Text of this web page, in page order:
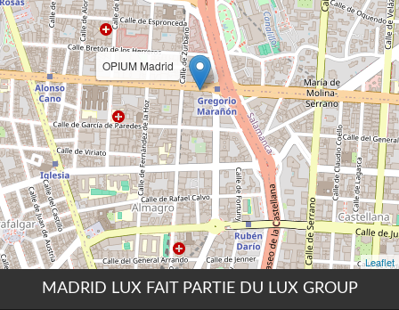
MADRID LUX FAIT PARTIE DU LUX GROUP